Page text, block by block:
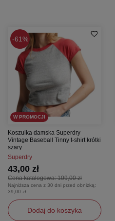
61%
W PROMOCJI
Koszulka damska Superdry
Vintage Baseball Tinny t-shirt krótki
szary
Superdry
Cena katalogowa:109,00 zł
43,00 zł
Najniższa cena z 30 dni przed obniżką:
39,00 zł
Dodaj do koszyka